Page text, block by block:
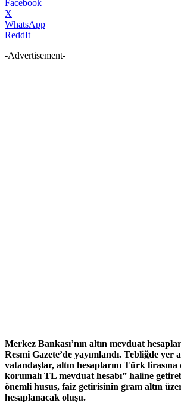
Facebook
X
WhatsApp
ReddIt
-Advertisement-
Merkez Bankası’nın altın mevduat
Resmi Gazete’de yayımlandı. Tebliğde yer
vatandaşlar, altın hesaplarını Türk
korumalı TL mevduat hesabı” haline
önemli husus, faiz getirisinin gram altın
hesaplanacak oluşu.